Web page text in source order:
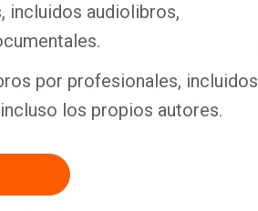
incluidos audiolibros,
por profesionales, incluidos
los propios autores.